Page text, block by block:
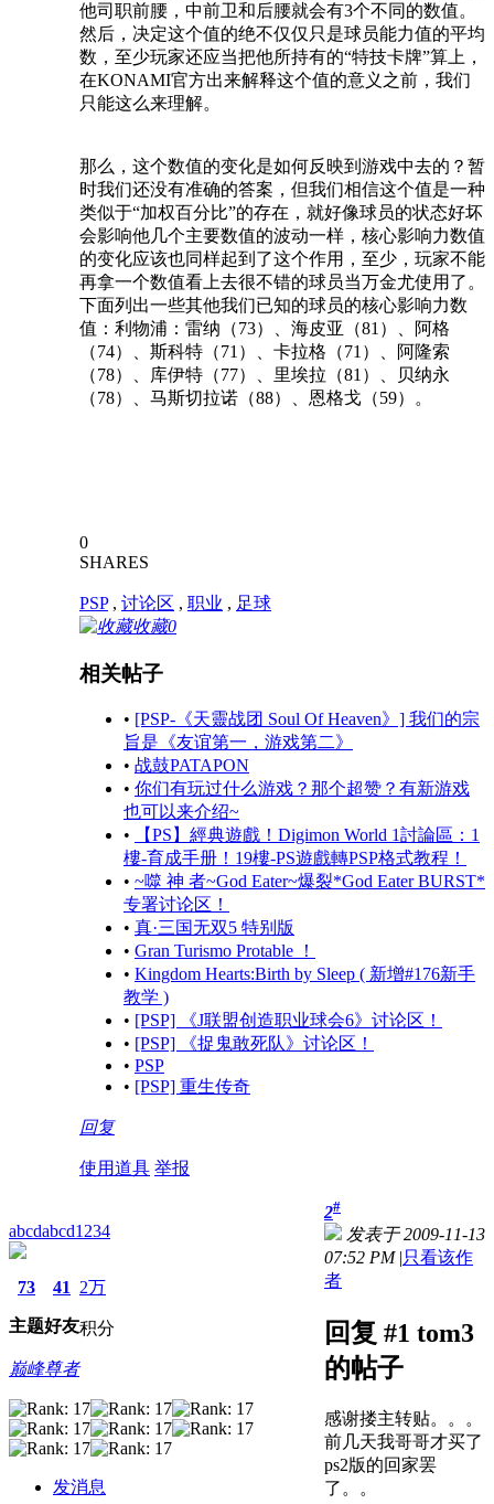
他司职前腰，中前卫和后腰就会有3个不同的数值。
然后，决定这个值的绝不仅仅只是球员能力值的平均
数，至少玩家还应当把他所持有的“特技卡牌”算上，
在KONAMI官方出来解释这个值的意义之前，我们
只能这么来理解。
那么，这个数值的变化是如何反映到游戏中去的？暂
时我们还没有准确的答案，但我们相信这个值是一种
类似于“加权百分比”的存在，就好像球员的状态好坏
会影响他几个主要数值的波动一样，核心影响力数值
的变化应该也同样起到了这个作用，至少，玩家不能
再拿一个数值看上去很不错的球员当万金尤使用了。
下面列出一些其他我们已知的球员的核心影响力数
值：利物浦：雷纳（73）、海皮亚（81）、阿格
（74）、斯科特（71）、卡拉格（71）、阿隆索
（78）、库伊特（77）、里埃拉（81）、贝纳永
（78）、马斯切拉诺（88）、恩格戈（59）。
0
SHARES
PSP, 讨论区 , 职业 , 足球
收藏0
相关帖子
• [PSP-《天靈战团 Soul Of Heaven》] 我们的宗
旨是《友谊第一，游戏第二》
• 战鼓PATAPON
• 你们有玩过什么游戏？那个超赞？有新游戏
也可以来介绍~
•
【PS】經典遊戲！Digimon World 1討論區：1
樓-育成手册！19樓-PS遊戲轉PSP格式教程！
• ~噬 神 者~God Eater~爆裂*God Eater BURST*
专署讨论区！
• 真·三国无双5 特别版
• Gran Turismo Protable ！
• Kingdom Hearts:Birth by Sleep ( 新增#176新手
教学 )
• [PSP] 《J联盟创造职业球会6》讨论区！
• [PSP] 《捉鬼敢死队》讨论区！
• PSP
• [PSP] 重生传奇
回复
使用道具 举报
abcdabcd1234
73
主题
41
好友
2万
积分
巅峰尊者
发消息
2#
发表于 2009-11-13
07:52 PM |只看该作
者
回复 #1 tom3
的帖子
感谢搂主转贴。。。
前几天我哥哥才买了
ps2版的回家罢
了。。